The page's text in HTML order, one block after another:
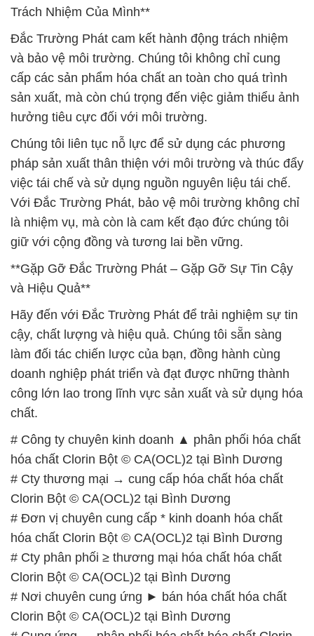
sản xuất, mà còn chú trọng đến việc giảm thiểu ảnh
hưởng tiêu cực đối với môi trường.
Chúng tôi liên tục nỗ lực để sử dụng các phương
pháp sản xuất thân thiện với môi trường và thúc đẩy
việc tái chế và sử dụng nguồn nguyên liệu tái chế.
Với Đắc Trường Phát, bảo vệ môi trường không chỉ
là nhiệm vụ, mà còn là cam kết đạo đức chúng tôi
giữ với cộng đồng và tương lai bền vững.
**Gặp Gỡ Đắc Trường Phát – Gặp Gỡ Sự Tin Cậy
và Hiệu Quả**
Hãy đến với Đắc Trường Phát để trải nghiệm sự tin
cậy, chất lượng và hiệu quả. Chúng tôi sẵn sàng
làm đối tác chiến lược của bạn, đồng hành cùng
doanh nghiệp phát triển và đạt được những thành
công lớn lao trong lĩnh vực sản xuất và sử dụng hóa
chất.
# Công ty chuyên kinh doanh ▲ phân phối hóa chất
hóa chất Clorin Bột © CA(OCL)2 tại Bình Dương
# Cty thương mại → cung cấp hóa chất hóa chất
Clorin Bột © CA(OCL)2 tại Bình Dương
# Đơn vị chuyên cung cấp * kinh doanh hóa chất
hóa chất Clorin Bột © CA(OCL)2 tại Bình Dương
# Cty phân phối ≥ thương mại hóa chất hóa chất
Clorin Bột © CA(OCL)2 tại Bình Dương
# Nơi chuyên cung ứng ► bán hóa chất hóa chất
Clorin Bột © CA(OCL)2 tại Bình Dương
# Cung ứng — phân phối hóa chất hóa chất Clorin
Bột © CA(OCL)2 tại Bình Dương
# Công ty phân phối ≡ thương mại hóa chất hóa
chất Clorin Bột © CA(OCL)2 tại Bình Dương
# Địa chỉ chuyên phân phối › cung cấp hóa chất hóa